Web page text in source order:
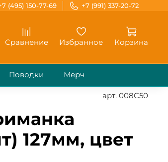
(495) 150-77-69 +7 (991) 337-20-72
Сравнение Избранное Корзина
Поводки Мерч
арт. 008C50
127мм, цвет